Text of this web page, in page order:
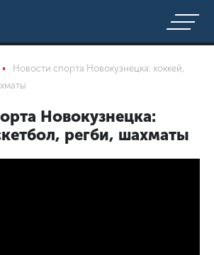
Новости спорта Новокузнецка: хоккей,
Новокузнецка:
регби, шахматы